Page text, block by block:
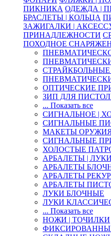
ПИКНИКА ОДЕЖДА |
БРАСЛЕТЫ | КОЛЬЦА
ЗАЖИГАЛКИ |
ПРИНАДЛЕЖНОСТИ
ПОХОДНОЕ
ОПТИЧЕСКИЕ
ЗИП ДЛЯ
... Показать все
СИГНАЛЬНОЕ |
СИГНАЛЬНЫЕ
МАКЕТЫ
СИГНАЛЬНЫЕ
ХОЛОСТЫЕ
АРБАЛЕТЫ |
АРБАЛЕТЫ
АРБАЛЕТЫ
АРБАЛЕТЫ
ЛУКИ БЛОЧНЫЕ
ЛУКИ
... Показать все
НОЖИ | ТОЧИЛКИ